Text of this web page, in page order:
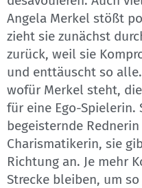
Angela Merkel stößt
zieht sie zunächst
zurück, weil sie
und enttäuscht so
wofür Merkel steht,
für eine Ego-Spielerin.
begeisternde
Charismatikerin, sie
Richtung an. Je mehr
Strecke bleiben, um